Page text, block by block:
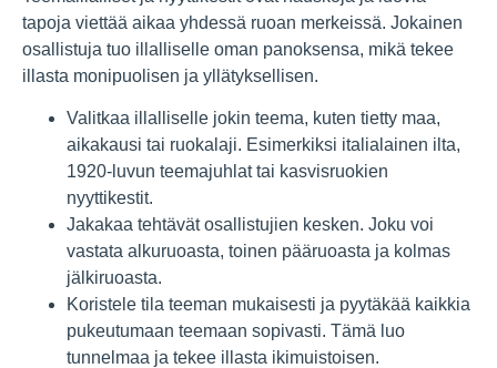
tapoja viettää aikaa yhdessä ruoan merkeissä. Jokainen
osallistuja tuo illalliselle oman panoksensa, mikä tekee
illasta monipuolisen ja yllätyksellisen.
Valitkaa illalliselle jokin teema, kuten tietty maa,
aikakausi tai ruokalaji. Esimerkiksi italialainen ilta,
1920-luvun teemajuhlat tai kasvisruokien
nyyttikestit.
Jakakaa tehtävät osallistujien kesken. Joku voi
vastata alkuruoasta, toinen pääruoasta ja kolmas
jälkiruoasta.
Koristele tila teeman mukaisesti ja pyytäkää kaikkia
pukeutumaan teemaan sopivasti. Tämä luo
tunnelmaa ja tekee illasta ikimuistoisen.